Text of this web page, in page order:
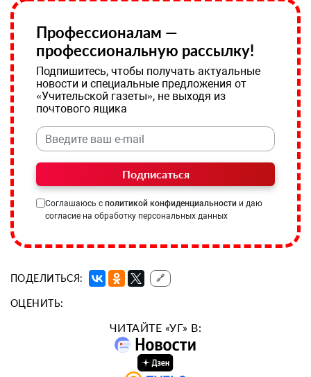
Профессионалам —
профессиональную рассылку!
Подпишитесь, чтобы получать актуальные
новости и специальные предложения от
«Учительской газеты», не выходя из
почтового ящика
Подписаться
Соглашаюсь с политикой конфиденциальности и даю
согласие на обработку персональных данных
ПОДЕЛИТЬСЯ: 🔗
ОЦЕНИТЬ:
ЧИТАЙТЕ «УГ» В: